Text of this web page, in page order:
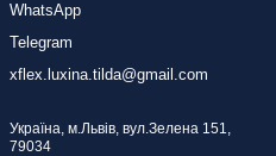
WhatsApp
Telegram
xflex.luxina.tilda@gmail.com
Україна, м.Львів, вул.Зелена 151,
79034